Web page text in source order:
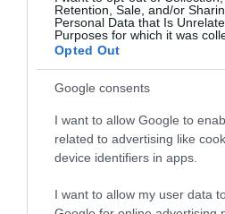
Retention, Sale, and/or
Personal Data that Is
Purposes for which it was
Opted Out
Google consents
I want to allow Google to
related to advertising like
device identifiers in apps.
I want to allow my user data
Μάθηση Μηχανών
Βαθιά Μάθηση (Deep
Επεξηγήσιμη Τεχνητή
(Explainable-AI), 5G
(Εικονική και
Πραγματικότητα).
Η παραγωγή δεδομένων